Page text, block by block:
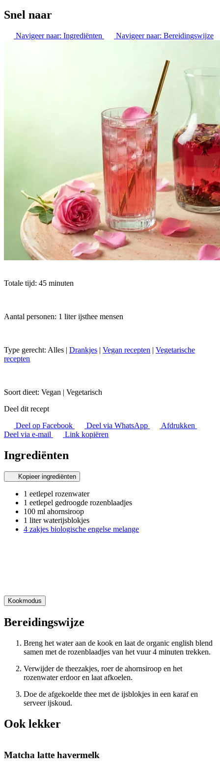
Snel naar
Navigeer naar: Ingrediënten Navigeer naar: Bereidingswijze
Totale tijd: 45 minuten
Aantal personen: 1 liter ijsthee mensen
Type gerecht: Alles | Drankjes | Vegan recepten | Vegetarische
recepten
Soort dieet: Vegan | Vegetarisch
Deel dit recept
Deel op Facebook
Deel via WhatsApp
Afdrukken
Deel via e-mail
Link kopiëren
Ingrediënten
Kopieer ingrediënten
1 eetlepel rozenwater
1 eetlepel gedroogde rozenblaadjes
100 ml ahornsiroop
1 liter waterijsblokjes
4 zakjes biologische engelse melange
Kookmodus
Bereidingswijze
Breng het water aan de kook en laat de organic english blend
samen met de rozenblaadjes van het vuur 4 minuten trekken.
Verwijder de theezakjes, roer de ahornsiroop en het
rozenwater erdoor en laat afkoelen.
Doe de afgekoelde thee met de ijsblokjes in een karaf en
serveer ijskoud.
Ook lekker
Matcha latte havermelk